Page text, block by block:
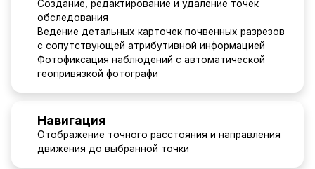
Создание, редактирование и удаление точек
обследования
Ведение детальных карточек почвенных разрезов
с сопутствующей атрибутивной информацией
Фотофиксация наблюдений с автоматической
геопривязкой фотографи
Навигация
Отображение точного расстояния и направления
движения до выбранной точки